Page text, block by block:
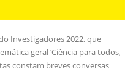
Investigadores 2022, que
geral ‘Ciência para todos,
constam breves conversas